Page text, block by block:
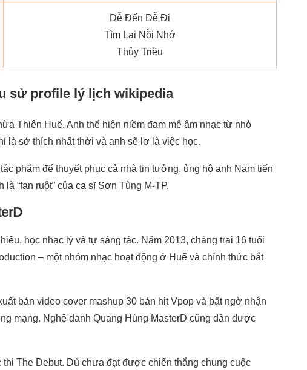
Dễ Đến Dễ Đi
Tìm Lại Nỗi Nhớ
Thủy Triều
sử profile lý lịch wikipedia
Thiên Huế. Anh thể hiện niềm đam mê âm nhạc từ nhỏ
là sở thích nhất thời và anh sẽ lơ là việc học.
phẩm để thuyết phục cả nhà tin tưởng, ủng hộ anh Nam tiến
“fan ruột” của ca sĩ Sơn Tùng M-TP.
học nhạc lý và tự sáng tác. Năm 2013, chàng trai 16 tuổi
– một nhóm nhạc hoạt động ở Huế và chính thức bắt
bản video cover mashup 30 bản hit Vpop và bất ngờ nhận
mạng. Nghệ danh Quang Hùng MasterD cũng dần được
The Debut. Dù chưa đạt được chiến thắng chung cuộc